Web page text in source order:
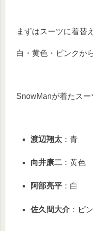
まずはスーツに着替
白・黄色・ピンクか
SnowManが着たスー
渡辺翔太 ：青
向井康二 ：黄色
阿部亮平 ：白
佐久間大介 ：ピ